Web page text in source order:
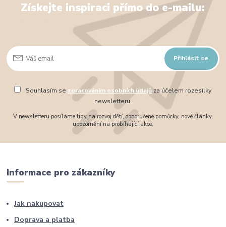
Získejte inspiraci přímo do e-mailu:
Přihlásit se
Souhlasím se zpracováním osobních údajůza účelem rozesílky
newsletteru.
V newsletteru posíláme tipy na rozvoj dětí, doporučené pomůcky, nové články,
upozornění na probíhající akce.
Informace pro zákazníky
Jak nakupovat
Doprava a platba